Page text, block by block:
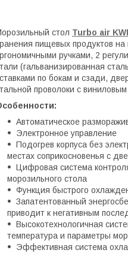
стол Turbo air
пищевых продуктов
ручками, 2
(гальванизированная
по бокам и сзади,
проволоки с
Автоматическое
Электронное управление
Подогрев корпуса без
местах соприкосновенья с
Цифровая система
морозильного стола
Функция быстрого
Запатентованный
приводит к негативным
Высокотехнологичная
температура и параметры
Эффективная система